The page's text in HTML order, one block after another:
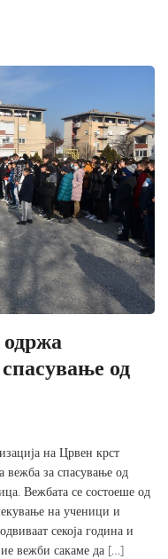
од
на Црвен крст
вежба за спасување од
Вежбата се состоеше од
на ученици и
секоја година и
вежби сакаме да […]